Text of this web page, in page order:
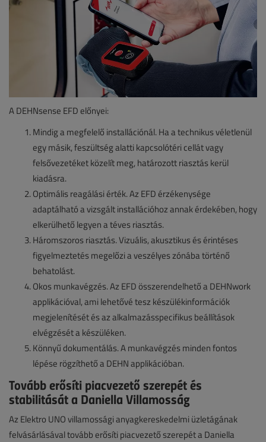
A DEHNsense EFD előnyei:
Mindig a megfelelő installációnál. Ha a technikus véletlenül
egy másik, feszültség alatti kapcsolótéri cellát vagy
felsővezetéket közelít meg, határozott riasztás kerül
kiadásra.
Optimális reagálási érték. Az EFD érzékenysége
adaptálható a vizsgált installációhoz annak érdekében, hogy
elkerülhető legyen a téves riasztás.
Háromszoros riasztás. Vizuális, akusztikus és érintéses
figyelmeztetés megelőzi a veszélyes zónába történő
behatolást.
Okos munkavégzés. Az EFD összerendelhető a DEHNwork
applikációval, ami lehetővé tesz készülékinformációk
megjelenítését és az alkalmazásspecifikus beállítások
elvégzését a készüléken.
Könnyű dokumentálás. A munkavégzés minden fontos
lépése rögzíthető a DEHN applikációban.
Tovább erősíti piacvezető szerepét és
stabilitását a Daniella Villamosság
Az Elektro UNO villamossági anyagkereskedelmi üzletágának
felvásárlásával tovább erősíti piacvezető szerepét a Daniella